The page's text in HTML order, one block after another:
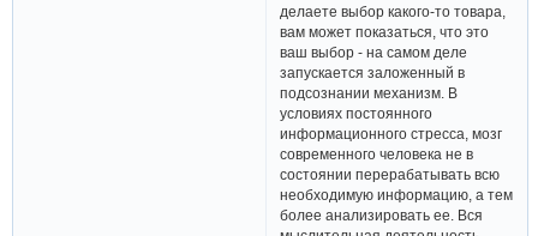
делаете выбор какого-то товара,
вам может показаться, что это
ваш выбор - на самом деле
запускается заложенный в
подсознании механизм. В
условиях постоянного
информационного стресса, мозг
современного человека не в
состоянии перерабатывать всю
необходимую информацию, а тем
более анализировать ее. Вся